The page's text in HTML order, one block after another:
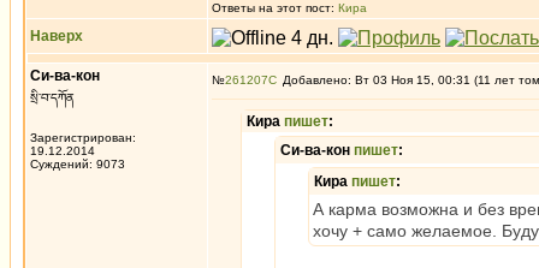
Ответы на этот пост: Кира
Наверх
Си-ва-кон
སྲི་བ་དཀོན
Зарегистрирован:
19.12.2014
Суждений: 9073
№261207 Добавлено: Вт 03 Ноя 15, 00:31 (11 лет
Кира пишет:
Си-ва-кон пишет:
Кира пишет:
А карма возможна и без
хочу + само желаемое.